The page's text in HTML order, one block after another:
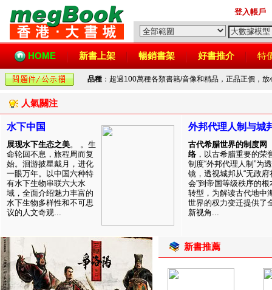
登入帳戶
HOME 新書上架 暢銷書架 好書推介 特
品種 ：超過100萬種各類書籍/音像和精品，正品正價，
人氣關注
水下中国
展现水下生态之美。 。生
命轮回不息，旅程周而复
始。洄游披星戴月，进化
一眼万年。以中国六种特
有水下生物串联六大水
域，全面介绍魅力丰富的
水下生物多样性和不可思
议的人文奇观...
外邦代理人制与城
古代希腊世界的制度网
络 ，以古希腊重要的荣
制度“外邦代理人制”为透
镜，透视城邦从“无政府
会”到帝国等级秩序的根
转型，为解读古代地中
世界的权力变迁提供了
新视角...
新書推薦